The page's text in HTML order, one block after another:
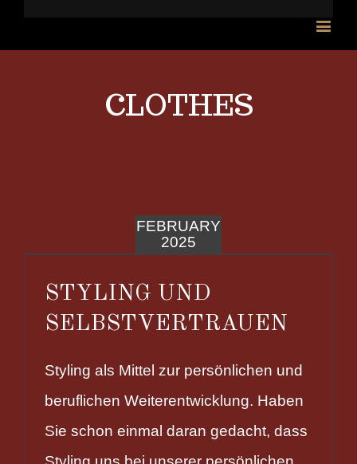
CLOTHES
FEBRUARY
2025
STYLING UND
SELBSTVERTRAUEN
Styling als Mittel zur persönlichen und
beruflichen Weiterentwicklung. Haben
Sie schon einmal daran gedacht, dass